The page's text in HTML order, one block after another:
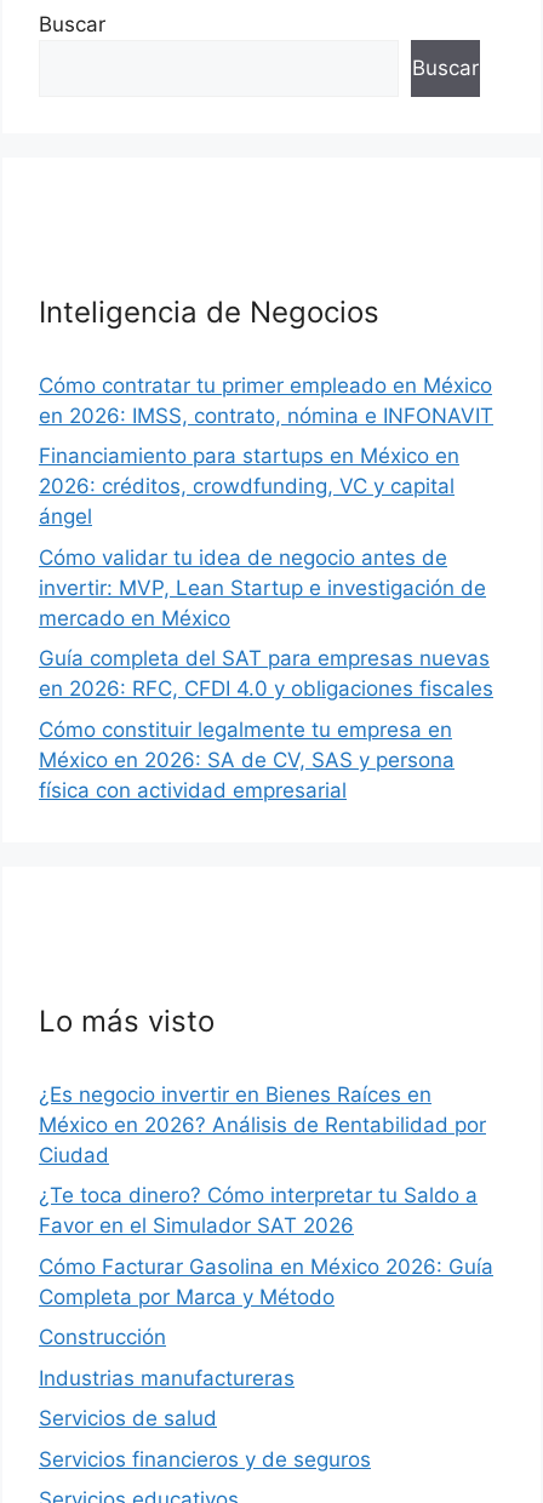
Buscar
Buscar
Inteligencia de Negocios
Cómo contratar tu primer empleado en México
en 2026: IMSS, contrato, nómina e INFONAVIT
Financiamiento para startups en México en
2026: créditos, crowdfunding, VC y capital
ángel
Cómo validar tu idea de negocio antes de
invertir: MVP, Lean Startup e investigación de
mercado en México
Guía completa del SAT para empresas nuevas
en 2026: RFC, CFDI 4.0 y obligaciones fiscales
Cómo constituir legalmente tu empresa en
México en 2026: SA de CV, SAS y persona
física con actividad empresarial
Lo más visto
¿Es negocio invertir en Bienes Raíces en
México en 2026? Análisis de Rentabilidad por
Ciudad
¿Te toca dinero? Cómo interpretar tu Saldo a
Favor en el Simulador SAT 2026
Cómo Facturar Gasolina en México 2026: Guía
Completa por Marca y Método
Construcción
Industrias manufactureras
Servicios de salud
Servicios financieros y de seguros